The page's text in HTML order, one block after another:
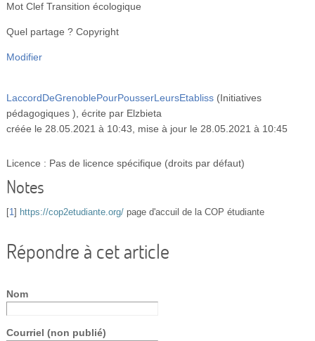
Mot Clef Transition écologique
Quel partage ? Copyright
Modifier
LaccordDeGrenoblePourPousserLeursEtabliss (Initiatives
pédagogiques ) , écrite par Elzbieta
créée le 28.05.2021 à 10:43
mise à jour le 28.05.2021 à 10:45
Licence : Pas de licence spécifique (droits par défaut)
Notes
1] https://cop2etudiante.org/page d'accuil de la COP étudiante
Répondre à cet article
Nom
Courriel (non publié)